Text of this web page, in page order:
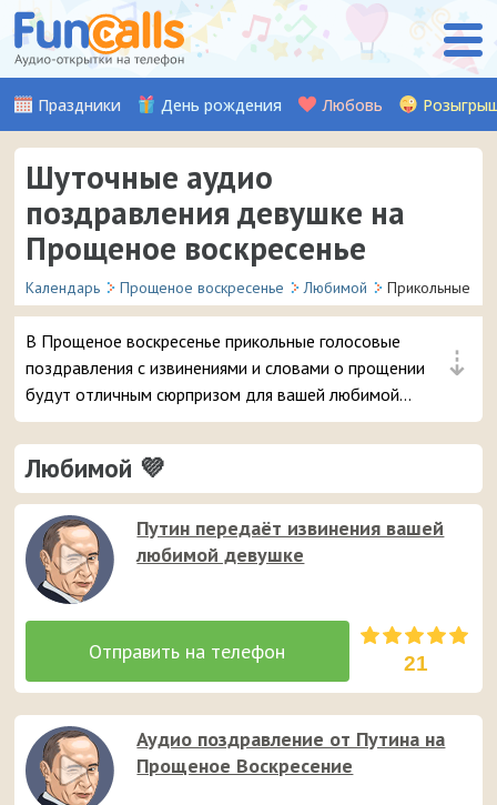
Праздники День рождения Любовь
Шуточные аудио
поздравления девушке на
Прощеное воскресенье
Календарь Прощеное воскресенье Любимой Прикольные
⇣
В Прощеное воскресенье прикольные голосовые
поздравления с извинениями и словами о прощении
будут отличным сюрпризом для вашей любимой
девушки, которая любит и понимает юмор. Просто
выбирайте понравившуюся аудио-открытку и
отправляйте её прямо на смартфон второй половинке.
Любимой 💜
Путин передаёт извинения вашей
любимой девушке
21
Аудио поздравление от Путина на
Прощеное Воскресение